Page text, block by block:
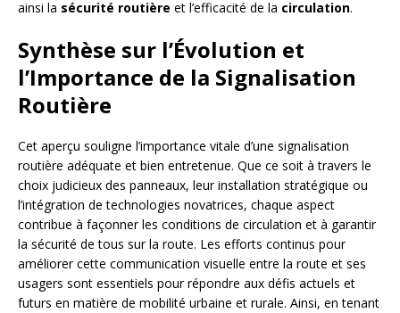
ainsi la sécurité routière et l’efficacité de la circulation.
Synthèse sur l’Évolution et
l’Importance de la Signalisation
Routière
Cet aperçu souligne l’importance vitale d’une signalisation
routière adéquate et bien entretenue. Que ce soit à travers le
choix judicieux des panneaux, leur installation stratégique ou
l’intégration de technologies novatrices, chaque aspect
contribue à façonner les conditions de circulation et à garantir
la sécurité de tous sur la route. Les efforts continus pour
améliorer cette communication visuelle entre la route et ses
usagers sont essentiels pour répondre aux défis actuels et
futurs en matière de mobilité urbaine et rurale. Ainsi, en tenant